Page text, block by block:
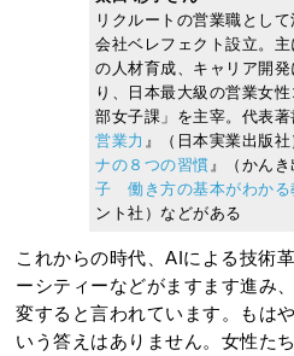
リクルートの営業職とし
会社ベレフェクト設立。主
の人材育成、キャリア開発
り、日本最大級の営業女
部女子課」を主宰。代表著
営業力 』（日本実業出版社
ナの８つの習慣』（かん
子 働き方の基本がわかる
ント社）などがある
これからの時代、AIによる技術
ーシティーなどがますます進み
変すると言われています。もは
いう答えはありません。女性た